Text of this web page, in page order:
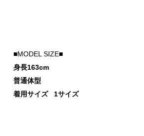
■MODEL SIZE■
身長163cm
普通体型
着用サイズ 1サイズ